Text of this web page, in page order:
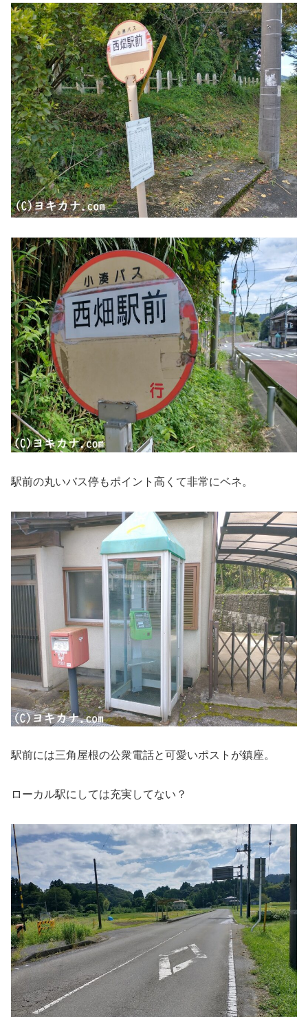
駅前の丸いバス停もポイント高くて非常にベネ。
駅前には三角屋根の公衆電話と可愛いポストが鎮座。
ローカル駅にしては充実してない？